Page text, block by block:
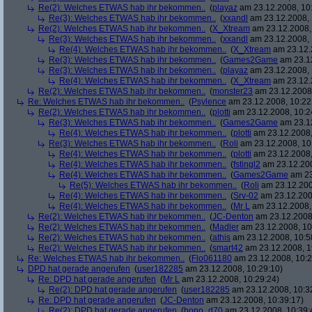
Re(2): Welches ETWAS hab ihr bekommen.. (playaz am 23.12.2008,
Re(3): Welches ETWAS hab ihr bekommen.. (xxandl am 23.12.2008,
Re(2): Welches ETWAS hab ihr bekommen.. (X_Xtream am
Re(3): Welches ETWAS hab ihr bekommen.. (xxandl am 23.12.2008,
Re(4): Welches ETWAS hab ihr bekommen.. (X_Xtream am
Re(3): Welches ETWAS hab ihr bekommen.. (Games2Game am
Re(3): Welches ETWAS hab ihr bekommen.. (playaz am 23.12.2008,
Re(4): Welches ETWAS hab ihr bekommen.. (X_Xtream am
Re(2): Welches ETWAS hab ihr bekommen.. (monster23 am
Re: Welches ETWAS hab ihr bekommen.. (Psylence am 23.12.2008,
Re(2): Welches ETWAS hab ihr bekommen.. (plotti am 23.12.2008,
Re(3): Welches ETWAS hab ihr bekommen.. (Games2Game am
Re(4): Welches ETWAS hab ihr bekommen.. (plotti am
Re(3): Welches ETWAS hab ihr bekommen.. (Roli am 23.12.2008,
Re(4): Welches ETWAS hab ihr bekommen.. (plotti am
Re(4): Welches ETWAS hab ihr bekommen.. (fstingl2 am
Re(4): Welches ETWAS hab ihr bekommen.. (Games2Game am
Re(5): Welches ETWAS hab ihr bekommen.. (Roli am
Re(4): Welches ETWAS hab ihr bekommen.. (Srv-02 am
Re(4): Welches ETWAS hab ihr bekommen.. (Mr L am
Re(2): Welches ETWAS hab ihr bekommen.. (JC-Denton am
Re(2): Welches ETWAS hab ihr bekommen.. (Madler am 23.12.2008,
Re(2): Welches ETWAS hab ihr bekommen.. (athis am 23.12.2008,
Re(2): Welches ETWAS hab ihr bekommen.. (smart42 am 23.12.2008,
Re: Welches ETWAS hab ihr bekommen.. (Flo061180 am 23.12.2008,
DPD hat gerade angerufen (user182285 am 23.12.2008, 10:29:10)
Re: DPD hat gerade angerufen (Mr L am 23.12.2008, 10:29:24)
Re(2): DPD hat gerade angerufen (user182285 am 23.12.2008,
Re: DPD hat gerade angerufen (JC-Denton am 23.12.2008, 10:39:17)